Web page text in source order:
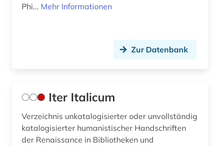
Phi... Mehr Informationen
Zur Datenbank
Iter Italicum
Verzeichnis unkatalogisierter oder unvollständig
katalogisierter humanistischer Handschriften
der Renaissance in Bibliotheken und